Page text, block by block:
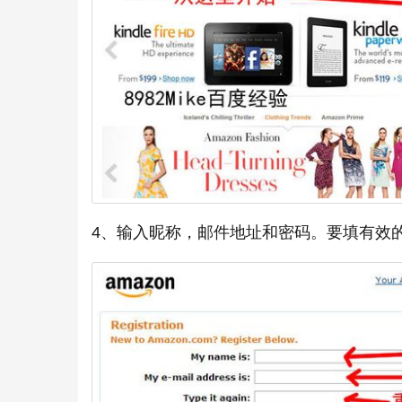
4、输入昵称，邮件地址和密码。要填有效